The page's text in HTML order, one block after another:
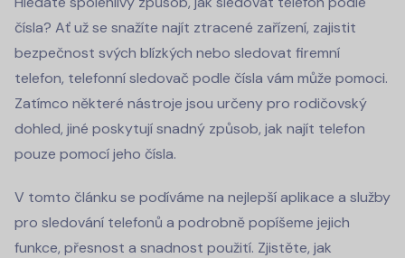
čísla? Ať už se snažíte najít ztracené zařízení, zajistit
bezpečnost svých blízkých nebo sledovat firemní
telefon, telefonní sledovač podle čísla vám může pomoci.
Zatímco některé nástroje jsou určeny pro rodičovský
dohled, jiné poskytují snadný způsob, jak najít telefon
pouze pomocí jeho čísla.
V tomto článku se podíváme na nejlepší aplikace a služby
pro sledování telefonů a podrobně popíšeme jejich
funkce, přesnost a snadnost použití. Zjistěte, jak